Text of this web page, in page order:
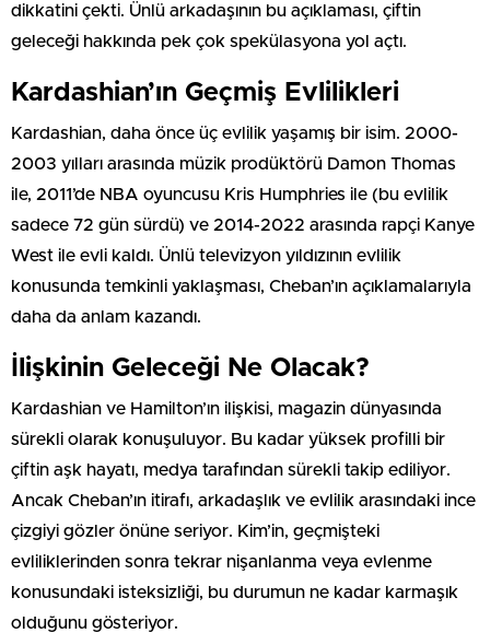
dikkatini çekti. Ünlü arkadaşının bu açıklaması, çiftin
geleceği hakkında pek çok spekülasyona yol açtı.
Kardashian’ın Geçmiş Evlilikleri
Kardashian, daha önce üç evlilik yaşamış bir isim. 2000-
2003 yılları arasında müzik prodüktörü Damon Thomas
ile, 2011’de NBA oyuncusu Kris Humphries ile (bu evlilik
sadece 72 gün sürdü) ve 2014-2022 arasında rapçi Kanye
West ile evli kaldı. Ünlü televizyon yıldızının evlilik
konusunda temkinli yaklaşması, Cheban’ın açıklamalarıyla
daha da anlam kazandı.
İlişkinin Geleceği Ne Olacak?
Kardashian ve Hamilton’ın ilişkisi, magazin dünyasında
sürekli olarak konuşuluyor. Bu kadar yüksek profilli bir
çiftin aşk hayatı, medya tarafından sürekli takip ediliyor.
Ancak Cheban’ın itirafı, arkadaşlık ve evlilik arasındaki ince
çizgiyi gözler önüne seriyor. Kim’in, geçmişteki
evliliklerinden sonra tekrar nişanlanma veya evlenme
konusundaki isteksizliği, bu durumun ne kadar karmaşık
olduğunu gösteriyor.